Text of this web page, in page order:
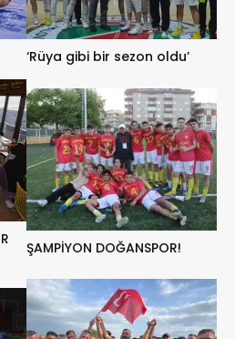
‘Rüya gibi bir sezon oldu’
ŞAMPİYON DOĞANSPOR!